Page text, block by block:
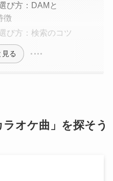
び方：DAMと
徴
び方：検索のコツ
見る
オケ曲」を探そう